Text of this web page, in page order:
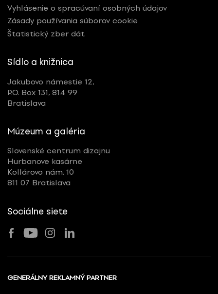
Vyhlásenie o spracúvaní osobných údajov
Zásady používania súborov cookie
Štatistický zber dát
Sídlo a knižnica
Jakubovo námestie 12,
P.O. Box 131, 814 99
Bratislava
Múzeum a galéria
Slovenské centrum dizajnu
Hurbanove kasárne
Kollárovo nám. 10
811 07 Bratislava
Sociálne siete
GENERÁLNY REKLAMNÝ PARTNER